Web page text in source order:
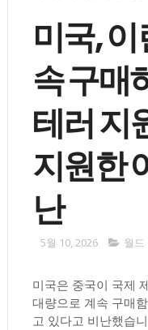
미국,
속 구매
테러 지
지원한
난
5월 10, 2026 월드
미국은 중국이 국제
대량으로 계속 구매
고 있다고 비난했습